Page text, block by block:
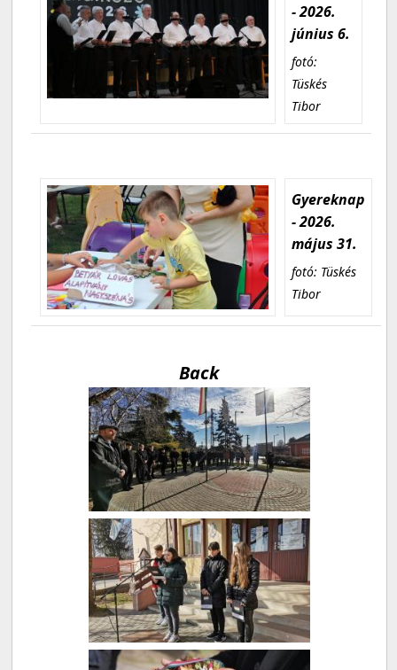
- 2026.
június 6.
fotó:
Tüskés
Tibor
Gyereknap
- 2026.
május 31.
fotó: Tüskés
Tibor
Back